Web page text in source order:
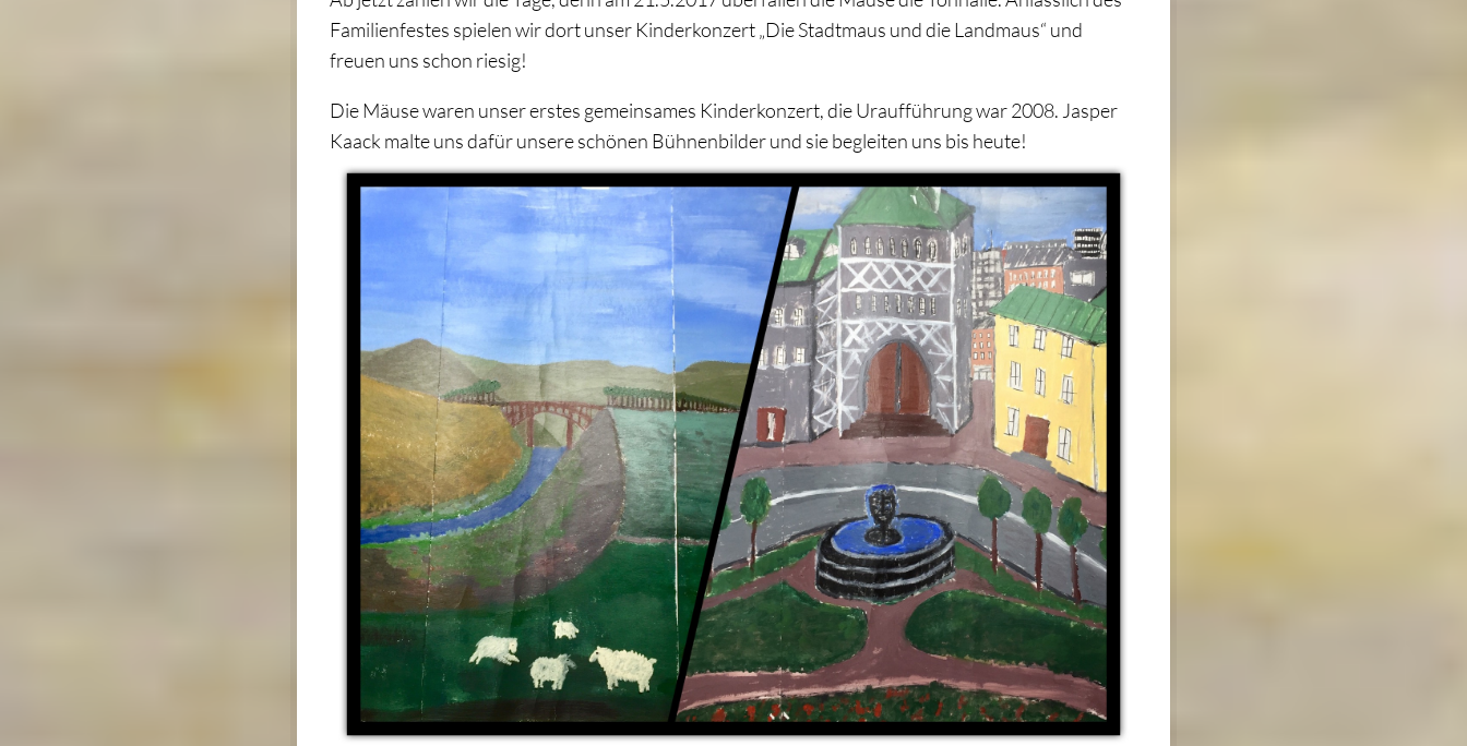
Familienfestes spielen wir dort unser Kinderkonzert „Die Stadtmaus und die Landmaus“ und
freuen uns schon riesig!
Die Mäuse waren unser erstes gemeinsames Kinderkonzert, die Uraufführung war 2008. Jasper
Kaack malte uns dafür unsere schönen Bühnenbilder und sie begleiten uns bis heute!